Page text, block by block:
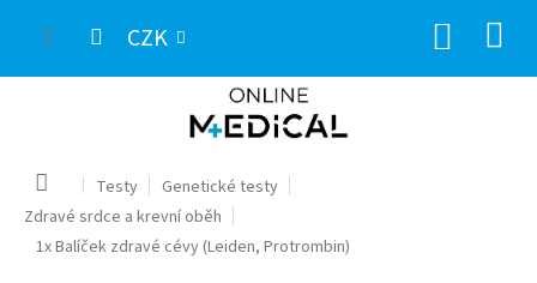
CZK
Domů Testy
Genetické testy
Zdravé srdce a krevní oběh
1x Balíček zdravé cévy (Leiden, Protrombin)